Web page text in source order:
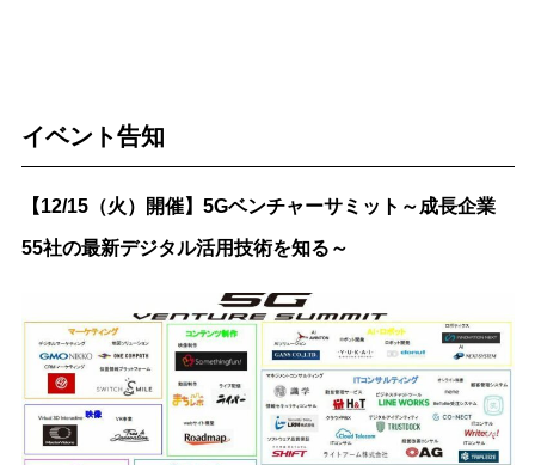
イベント告知
【12/15（火）開催】5Gベンチャーサミット～成長企業
55社の最新デジタル活用技術を知る～